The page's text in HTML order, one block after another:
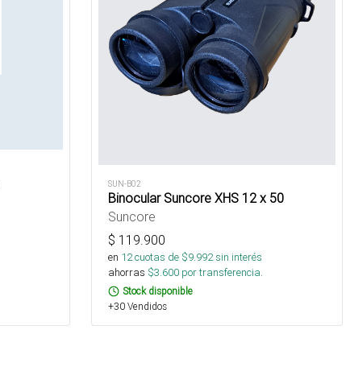
SUN-B02
Binocular Suncore XHS 12 x 50
Suncore
$ 119.900
en 12cuotas de $9.992sin interés
ahorras $3.600 por transferencia.
Stock disponible
+30 Vendidos